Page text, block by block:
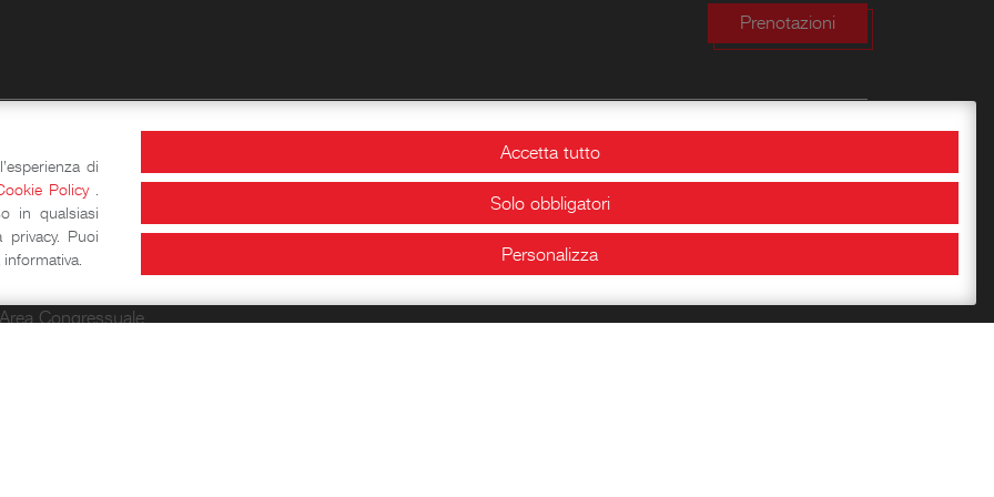
Prenotazioni
Laboratori storico-didattici
per eventi
Area Congressuale
Bookshop
di
Policy .
in qualsiasi
Puoi
Accetta tutto
Solo obbligatori
Personalizza